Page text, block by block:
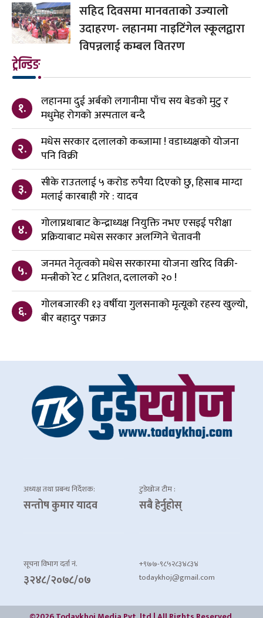
सहिद दिवसमा मानवताको उज्यालो
उदाहरण- लहानमा नाइटिंगेल स्कूलद्वारा
विपन्नलाई कम्बल वितरण
ट्रेन्डिङ
१.
लहानमा दुई अर्बको लगानीमा पाँच सय बेडको मुटु र
मधुमेह रोगको अस्पताल बन्दै
२.
मधेस सरकार दलालको कब्जामा ! वडाध्यक्षको योजना
पनि विक्री
३.
सीके राउतलाई ५ करोड रुपैया दिएको छु, हिसाब माग्दा
मलाई कारबाही गरे : यादव
४.
गोलाप्रथाबाट केन्द्राध्यक्ष नियुक्ति नभए एसइई परीक्षा
प्रक्रियाबाट मधेस सरकार अलग्गिने चेतावनी
५.
जनमत नेतृत्वको मधेस सरकारमा योजना खरिद विक्री-
मन्त्रीको रेट ८ प्रतिशत, दलालको २० !
६.
गोलबजारकी १३ वर्षीया गुलसनाको मृत्यूको रहस्य खुल्यो,
बीर बहादुर पक्राउ
अध्यक्ष तथा प्रबन्ध निर्देशक:
सन्तोष कुमार यादव
टुडेखोज टीम :
सबै हेर्नुहोस्
सूचना विभाग दर्ता नं.
३२४८/२०७८/०७
+९७७-९८५२८३४८३४
todaykhoj@gmail.com